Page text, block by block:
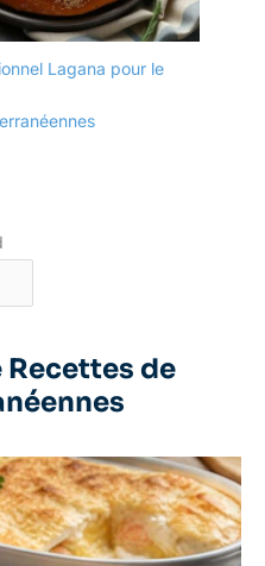
Lagana pour le
de